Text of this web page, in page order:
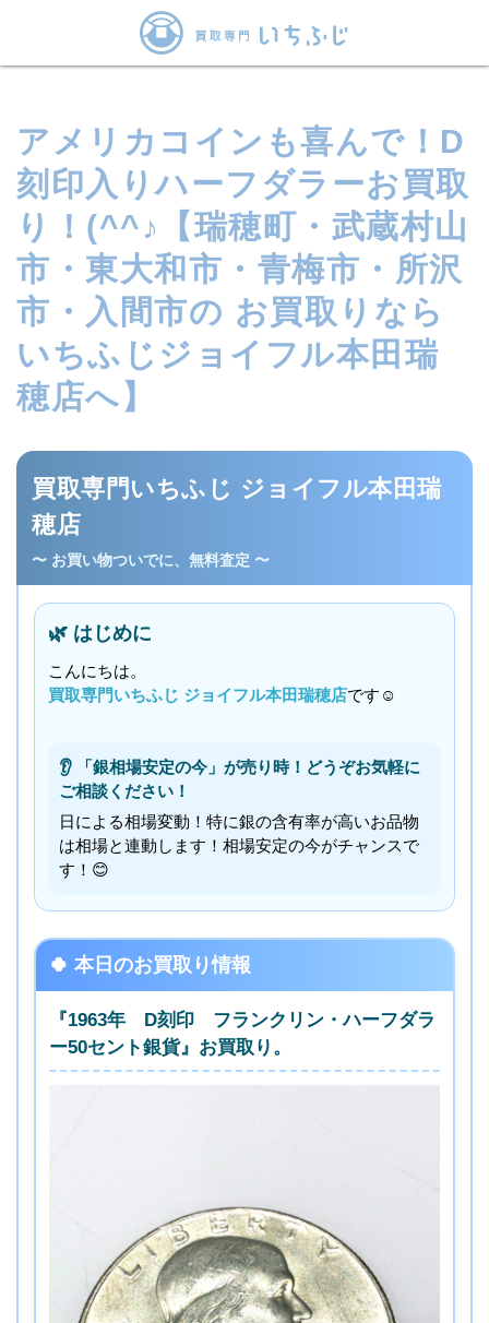
アメリカコインも喜んで！D
刻印入りハーフダラーお買取
り！(^^♪【瑞穂町・武蔵村山
市・東大和市・青梅市・所沢
市・入間市の お買取りなら
いちふじジョイフル本田瑞
穂店へ】
買取専門いちふじ ジョイフル本田瑞
穂店
〜 お買い物ついでに、無料査定 〜
🌿 はじめに
こんにちは。
買取専門いちふじ ジョイフル本田瑞穂店です☺
👂 「銀相場安定の今」が売り時！どうぞお気軽に
ご相談ください！
日による相場変動！特に銀の含有率が高いお品物
は相場と連動します！相場安定の今がチャンスで
す！😊
🍀 本日のお買取り情報
『1963年 D刻印 フランクリン・ハーフダラ
ー50セント銀貨』お買取り。